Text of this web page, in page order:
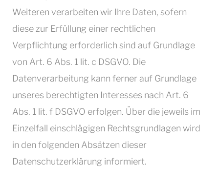
Weiteren verarbeiten wir Ihre Daten, sofern
diese zur Erfüllung einer rechtlichen
Verpflichtung erforderlich sind auf Grundlage
von Art. 6 Abs. 1 lit. c DSGVO. Die
Datenverarbeitung kann ferner auf Grundlage
unseres berechtigten Interesses nach Art. 6
Abs. 1 lit. f DSGVO erfolgen. Über die jeweils im
Einzelfall einschlägigen Rechtsgrundlagen wird
in den folgenden Absätzen dieser
Datenschutzerklärung informiert.